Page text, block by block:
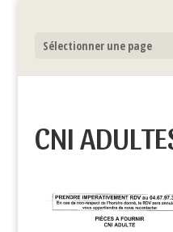
Sélectionner une page
CNI